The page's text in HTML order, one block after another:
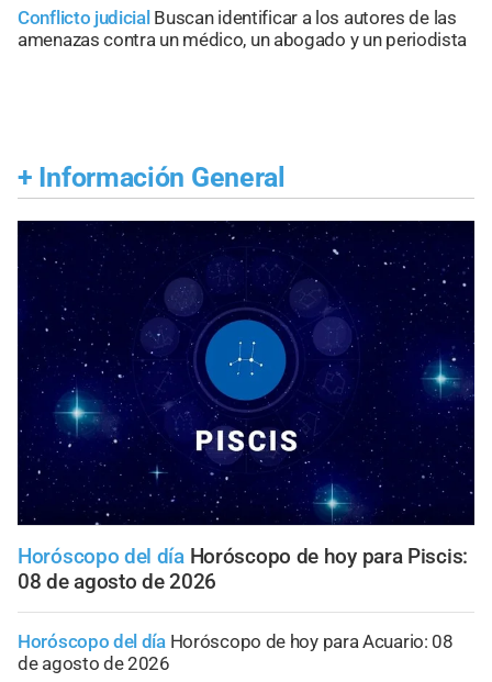
Conflicto judicial Buscan identificar a los autores de las
amenazas contra un médico, un abogado y un periodista
+ Información General
Horóscopo del día Horóscopo de hoy para Piscis:
08 de agosto de 2026
Horóscopo del día Horóscopo de hoy para Acuario: 08
de agosto de 2026